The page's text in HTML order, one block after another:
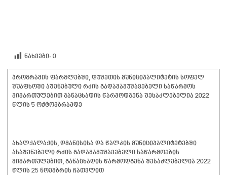
ნახვები: 0
პროგრამის ფარგლებში, დუშეთის მუნიციპალიტეტის სოფელ
შუაფხოში აშენებული რძის გადამამუშავებელი საწარმოს
მიმართულებით განაცხადის წარმოდგენა შესაძლებელია 2022
წლის 5 ოქტომბრამდე
ახალქალაქის, დმანისისა და წალკის მუნიციპალიტეტებში
ასაშენებელი რძის გადამამუშავებელი საწარმოების
მიმართულებით, განაცხადის წარმოდგენა შესაძლებელია 2022
წლის 25 ნოემბრის ჩათვლით